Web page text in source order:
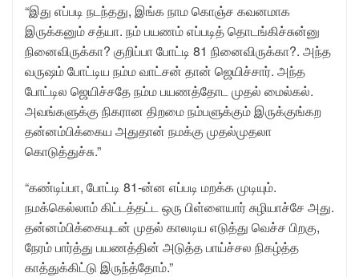
“இது எப்படி நடந்தது, இங்க நாம கொஞ்ச கவனமாக
இருக்கனும் சத்யா. நம் பயணம் எப்படித் தொடங்கிச்சுன்னு
நினைவிருக்கா? குறிப்பா போட்டி 81 நினைவிருக்கா?. அந்த
வருஷம் போட்டிய நம்ம வாட்சன் தான் ஜெயிச்சார். அந்த
போட்டில ஜெயிச்சதே நம்ம பயணத்தோட முதல் மைல்கல்.
அவங்களுக்கு நிகரான திறமை நம்பளுக்கும் இருக்குங்கற
தன்னம்பிக்கைய அதுதான் நமக்கு முதல்முதலா
கொடுத்துச்சு.”
“கண்டிப்பா, போட்டி 81-ன்ன எப்படி மறக்க முடியும்.
நமக்கெல்லாம் கிட்டத்தட்ட ஒரு பிள்ளையார் சுழியாச்சே அது.
தன்னம்பிக்கையுடன் முதல் காலடிய எடுத்து வெச்ச பிறகு,
நேரம் பார்த்து பயணத்தின் அடுத்த பாய்ச்சல நிகழ்த்த
காத்துக்கிட்டு இருந்த்தோம்.”